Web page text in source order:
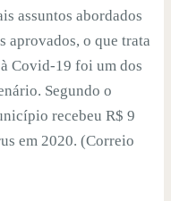
assuntos abordados
aprovados, o que trata
Covid-19 foi um dos
Segundo o
recebeu R$ 9
em 2020. (Correio